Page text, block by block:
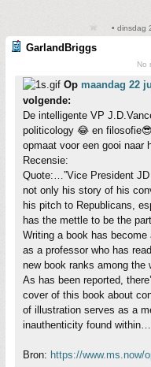
• dinsdag
GarlandBriggs
No
Op maandag 22
volgende:
De intelligente VP
politicology 😂 en
opmaat voor een gooi naar
Recensie:
Quote:…”Vice President JD
not only his story of his
his pitch to Republicans,
has the mettle to be the
Writing a book has
as a professor who has
new book ranks among the
As has been reported,
cover of this book about
of illustration serves as a
inauthenticity found
Bron: https://www.ms.now/